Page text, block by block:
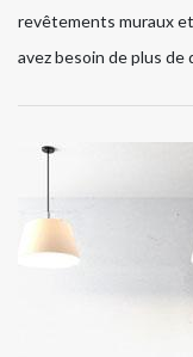
revêtements muraux
avez besoin de plus